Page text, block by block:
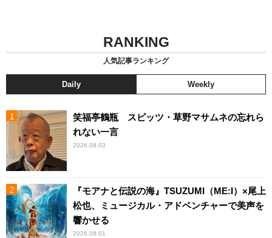
RANKING
人気記事ランキング
Daily Weekly
笑福亭鶴瓶 スピッツ・草野マサムネの忘れら
れない一言
2026.08.03
『モアナと伝説の海』TSUZUMI（ME:I）×尾上
松也、ミュージカル・アドベンチャーで美声を
響かせる
2026.08.01